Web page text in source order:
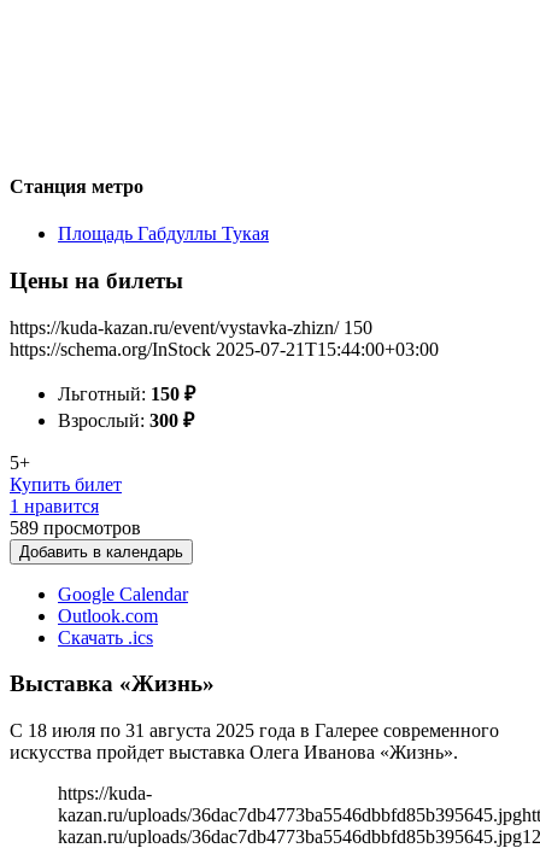
Станция метро
Площадь Габдуллы Тукая
Цены на билеты
https://kuda-kazan.ru/event/vystavka-zhizn/ 150
https://schema.org/InStock 2025-07-21T15:44:00+03:00
Льготный: 150 ₽
Взрослый: 300 ₽
5+
Купить билет
1 нравится
589 просмотров
Добавить в календарь
Google Calendar
Outlook.com
Скачать .ics
Выставка «Жизнь»
С 18 июля по 31 августа 2025 года в Галерее современного
искусства пройдет выставка Олега Иванова «Жизнь».
https://kuda-
kazan.ru/uploads/36dac7db4773ba5546dbbfd85b395645.jpg
kazan.ru/uploads/36dac7db4773ba5546dbbfd85b395645.jpg